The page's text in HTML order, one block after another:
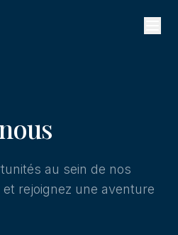
au sein de nos
rejoignez une aventure